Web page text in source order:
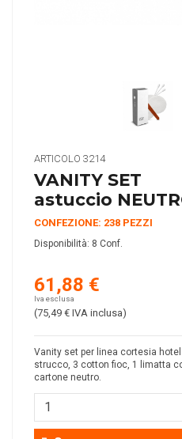
ARTICOLO 3214
VANITY SET
astuccio
CONFEZIONE: 238 PEZZI
Disponibilità: 8 Conf.
61,88 €
Iva esclusa
(75,49 € IVA inclusa)
Vanity set per linea cortesia
strucco, 3 cotton fioc, 1 limatta
cartone neutro.